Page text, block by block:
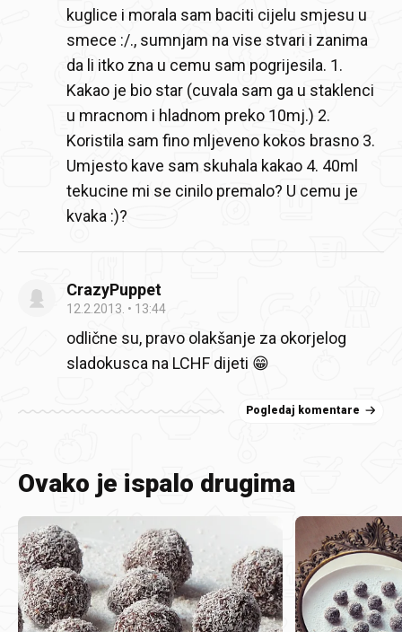
kuglice i morala sam baciti cijelu smjesu u
smece :/., sumnjam na vise stvari i zanima
da li itko zna u cemu sam pogrijesila. 1.
Kakao je bio star (cuvala sam ga u staklenci
u mracnom i hladnom preko 10mj.) 2.
Koristila sam fino mljeveno kokos brasno 3.
Umjesto kave sam skuhala kakao 4. 40ml
tekucine mi se cinilo premalo? U cemu je
kvaka :)?
CrazyPuppet
12.2.2013. 13:44
odlične su, pravo olakšanje za okorjelog
sladokusca na LCHF dijeti 😁
Pogledaj komentare
Ovako je ispalo drugima